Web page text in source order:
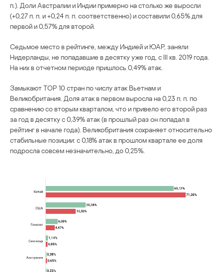
п.). Доли Австралии и Индии примерно на столько же выросли
(+0,27 п. п. и +0,24 п. п. соответственно) и составили 0,65% для
первой и 0,57% для второй.
Седьмое место в рейтинге, между Индией и ЮАР, заняли
Нидерланды, не попадавшие в десятку уже год, с III кв. 2019 года.
На них в отчетном периоде пришлось 0,49% атак.
Замыкают ТОР 10 стран по числу атак Вьетнам и
Великобритания. Доля атак в первом выросла на 0,23 п. п. по
сравнению со вторым кварталом, что и привело его второй раз
за год в десятку с 0,39% атак (в прошлый раз он попадал в
рейтинг в начале года). Великобритания сохраняет относительно
стабильные позиции: с 0,18% атак в прошлом квартале ее доля
подросла совсем незначительно, до 0,25%.